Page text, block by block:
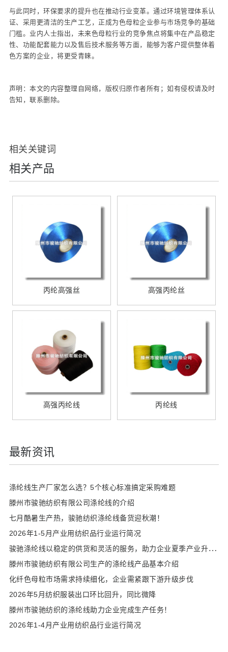
与此同时，环保要求的提升也在推动行业变革。通过环境管理体系认
证、采用更清洁的生产工艺，正成为色母粒企业参与市场竞争的基础
门槛。业内人士指出，未来色母粒行业的竞争焦点将集中在产品稳定
性、功能配套能力以及售后技术服务等方面，能够为客户提供整体着
色方案的企业，将更受青睐。
声明：本文的内容整理自网络，版权归原作者所有；如有侵权请及时
告知，联系删除。
相关关键词
相关产品
丙纶高强丝 高强丙纶丝
高强丙纶线 丙纶线
最新资讯
涤纶线生产厂家怎么选？5个核心标准搞定采购难题
滕州市骏驰纺织有限公司涤纶线的介绍
七月酷暑生产热，骏驰纺织涤纶线备货迎秋潮！
2026年1-5月产业用纺织品行业运行简况
骏
驰涤纶线以稳定的供货和灵活的服务，助力企业夏季产业升级！
滕州市骏驰纺织有限公司生产的涤纶线产品基本介绍
化纤色母粒市场需求持续细化，企业需紧跟下游升级步伐
2026年5月纺织服装出口环比回升，同比微降
滕州市骏驰纺织的涤纶线助力企业完成生产任务！
2026年1-4月产业用纺织品行业运行简况